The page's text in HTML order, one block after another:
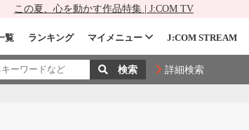
この夏、心を動かす作品特集 | J:COM TV
覧 ランキング マイメニュー J:COM STREAM
詳細検索